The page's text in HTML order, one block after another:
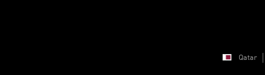
Qatar